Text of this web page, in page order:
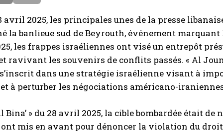
avril 2025, les principales unes de la presse
la banlieue sud de Beyrouth, événement
les frappes israéliennes ont visé un entrepôt
ravivant les souvenirs de conflits passés. « Al
dans une stratégie israélienne visant à
à perturber les négociations américano-
Bina’ » du 28 avril 2025, la cible bombardée était
mis en avant pour dénoncer la violation du